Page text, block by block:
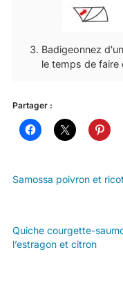
Badigeonnez
le temps de faire
Partager :
Samossa poivron et
Quiche courgette-
l’estragon et citron